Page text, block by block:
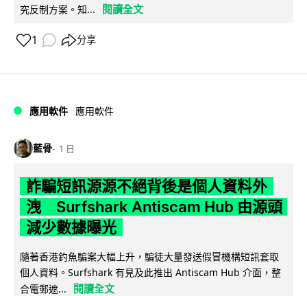
究反制方案。知...
閱讀全文
1 分享
應用軟件 應用軟件
藍骨 1 日
詐騙短訊源源不絕背後是個人資料外
洩 Surfshark Antiscam Hub 由源頭
減少數據曝光
隨著香港釣魚騙案大幅上升，騙徒大量發送假冒機構短訊套取
個人資料。Surfshark 有見及此推出 Antiscam Hub 介面，整
合電郵遮...
閱讀全文